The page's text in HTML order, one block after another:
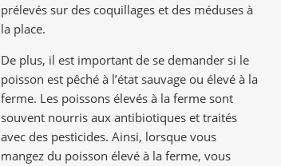
prélevés sur des coquillages et des méduses à
la place.
De plus, il est important de se demander si le
poisson est pêché à l’état sauvage ou élevé à la
ferme. Les poissons élevés à la ferme sont
souvent nourris aux antibiotiques et traités
avec des pesticides. Ainsi, lorsque vous
mangez du poisson élevé à la ferme, vous